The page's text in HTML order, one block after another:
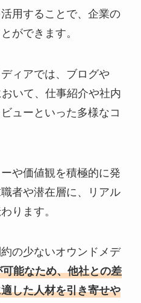
用することで、企業の
ができます。
ィアでは、ブログや
いて、仕事紹介や社内
ューといった多様なコ
や価値観を積極的に発
者や潜在層に、リアル
ります。
の少ないオウンドメデ
能なため、他社との差
した人材を引き寄せや